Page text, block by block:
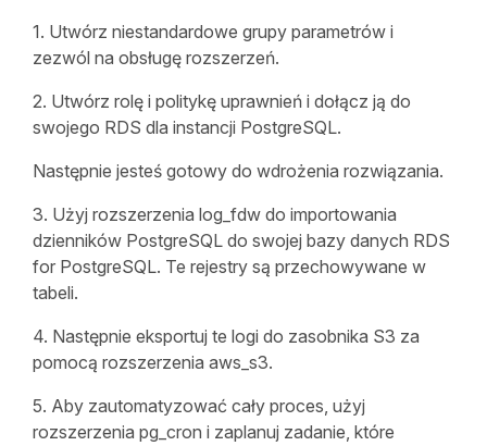
1. Utwórz niestandardowe grupy parametrów i
zezwól na obsługę rozszerzeń.
2. Utwórz rolę i politykę uprawnień i dołącz ją do
swojego RDS dla instancji PostgreSQL.
Następnie jesteś gotowy do wdrożenia rozwiązania.
3. Użyj rozszerzenia log_fdw do importowania
dzienników PostgreSQL do swojej bazy danych RDS
for PostgreSQL. Te rejestry są przechowywane w
tabeli.
4. Następnie eksportuj te logi do zasobnika S3 za
pomocą rozszerzenia aws_s3.
5. Aby zautomatyzować cały proces, użyj
rozszerzenia pg_cron i zaplanuj zadanie, które